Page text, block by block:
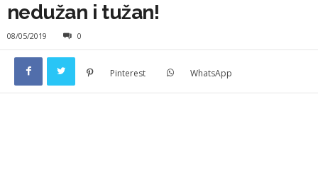
nedužan i tužan!
08/05/2019 0
Pinterest WhatsApp